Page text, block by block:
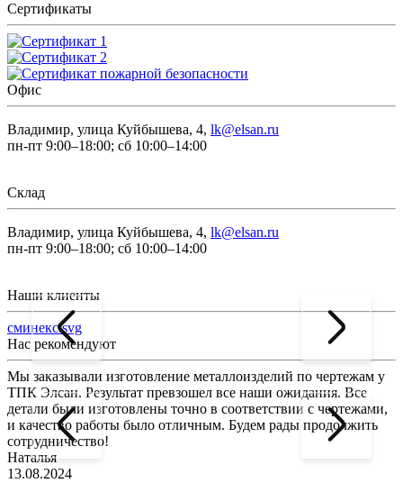
Сертификаты
Офис
Владимир, улица Куйбышева, 4, lk@elsan.ru
пн-пт 9:00–18:00; сб 10:00–14:00
Склад
Владимир, улица Куйбышева, 4, lk@elsan.ru
пн-пт 9:00–18:00; сб 10:00–14:00
Наши клиенты
сминекс.svg
Нас рекомендуют
Мы заказывали изготовление металлоизделий по чертежам у
ТПК Элсан. Результат превзошел все наши ожидания. Все
детали были изготовлены точно в соответствии с чертежами,
и качество работы было отличным. Будем рады продолжить
сотрудничество!
Наталья
13.08.2024